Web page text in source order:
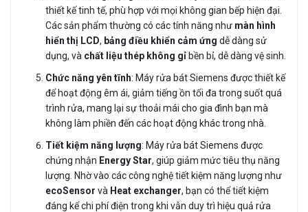
thiết kế tinh tế, phù hợp với mọi không gian bếp hiện đại.
Các sản phẩm thường có các tính năng như màn hình
hiển thị LCD, bảng điều khiển cảm ứng dễ dàng sử
dụng, và chất liệu thép không gỉ bền bỉ, dễ dàng vệ sinh.
Chức năng yên tĩnh: Máy rửa bát Siemens được thiết kế
để hoạt động êm ái, giảm tiếng ồn tối đa trong suốt quá
trình rửa, mang lại sự thoải mái cho gia đình bạn mà
không làm phiền đến các hoạt động khác trong nhà.
Tiết kiệm năng lượng: Máy rửa bát Siemens được
chứng nhận Energy Star, giúp giảm mức tiêu thụ năng
lượng. Nhờ vào các công nghệ tiết kiệm năng lượng như
ecoSensor và Heat exchanger, bạn có thể tiết kiệm
đáng kể chi phí điện trong khi vẫn duy trì hiệu quả rửa